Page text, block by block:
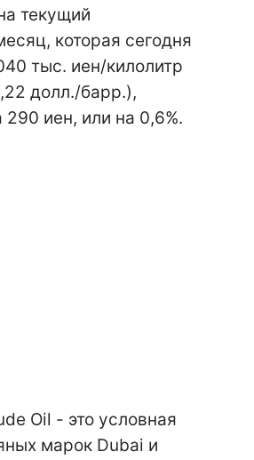
текущий
которая сегодня
тыс. иен/килолитр
долл./барр.),
иен, или на 0,6%.
Oil - это условная
марок Dubai и